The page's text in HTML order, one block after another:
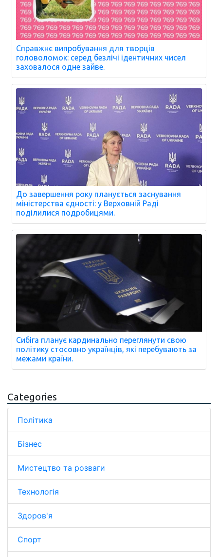
Справжнє випробування для творців
головоломок: серед безлічі ідентичних чисел
заховалося одне зайве.
До завершення року планується заснування
міністерства єдності: у Верховній Раді
поділилися подробицями.
Сибіга планує кардинально переглянути свою
політику стосовно українців, які перебувають за
межами країни.
Categories
Політика
Бізнес
Мистецтво та розваги
Технологія
Здоров'я
Спорт